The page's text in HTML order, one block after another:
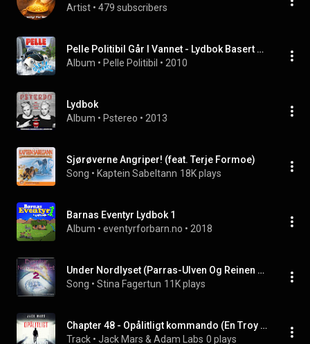
Artist • 479 subscribers
Pelle Politibil Går I Vannet - Lydbok Basert På Filmen
Album • Pelle Politibil • 2010
Lydbok
Album • Pstereo • 2013
Sjørøverne Angriper! (feat. Terje Formoe)
Song • Kaptein Sabeltann 18K plays
Barnas Eventyr Lydbok 1
Album • eventyrforbarn.no • 2018
Under Nordlyset (Parras-Ulven Og Reinen Sikka)
Song • Stina Fagertun 11K plays
Chapter 48 - Opålitligt kommando (En Troy Stark-thriller - Bok 2)
Track • Jack Mars & Adam Labs 0 plays